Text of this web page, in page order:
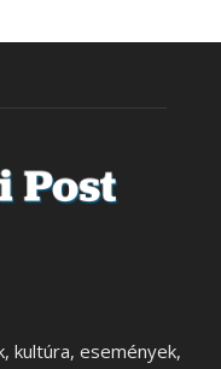
kultúra, események,